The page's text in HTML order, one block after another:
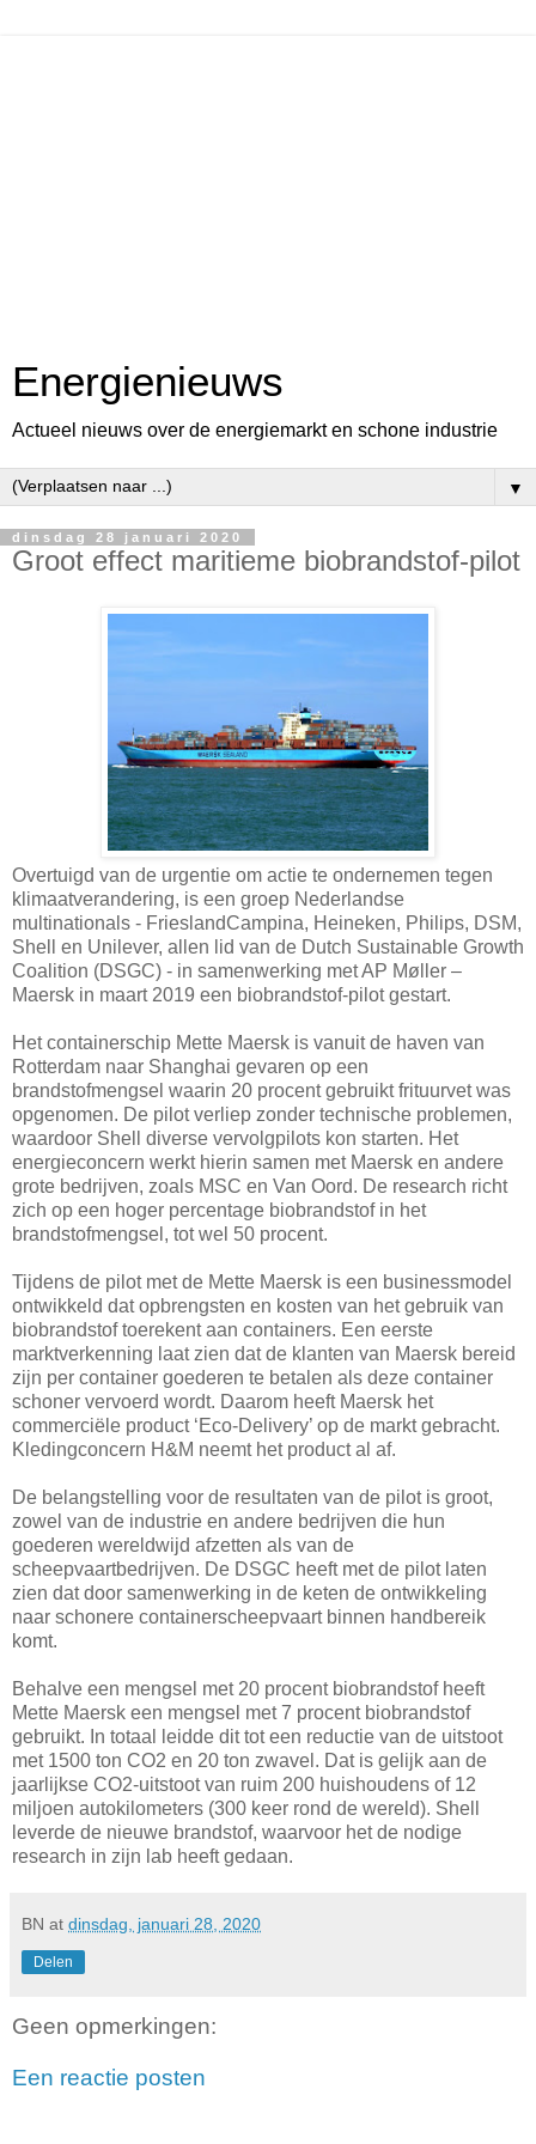
Energienieuws
Actueel nieuws over de energiemarkt en schone industrie
▼
dinsdag 28 januari 2020
Groot effect maritieme biobrandstof-pilot
Overtuigd van de urgentie om actie te ondernemen tegen
klimaatverandering, is een groep Nederlandse
multinationals - FrieslandCampina, Heineken, Philips, DSM,
Shell en Unilever, allen lid van de Dutch Sustainable Growth
Coalition (DSGC) - in samenwerking met AP Møller –
Maersk in maart 2019 een biobrandstof-pilot gestart.
Het containerschip Mette Maersk is vanuit de haven van
Rotterdam naar Shanghai gevaren op een
brandstofmengsel waarin 20 procent gebruikt frituurvet was
opgenomen. De pilot verliep zonder technische problemen,
waardoor Shell diverse vervolgpilots kon starten. Het
energieconcern werkt hierin samen met Maersk en andere
grote bedrijven, zoals MSC en Van Oord. De research richt
zich op een hoger percentage biobrandstof in het
brandstofmengsel, tot wel 50 procent.
Tijdens de pilot met de Mette Maersk is een businessmodel
ontwikkeld dat opbrengsten en kosten van het gebruik van
biobrandstof toerekent aan containers. Een eerste
marktverkenning laat zien dat de klanten van Maersk bereid
zijn per container goederen te betalen als deze container
schoner vervoerd wordt. Daarom heeft Maersk het
commerciële product ‘Eco-Delivery’ op de markt gebracht.
Kledingconcern H&M neemt het product al af.
De belangstelling voor de resultaten van de pilot is groot,
zowel van de industrie en andere bedrijven die hun
goederen wereldwijd afzetten als van de
scheepvaartbedrijven. De DSGC heeft met de pilot laten
zien dat door samenwerking in de keten de ontwikkeling
naar schonere containerscheepvaart binnen handbereik
komt.
Behalve een mengsel met 20 procent biobrandstof heeft
Mette Maersk een mengsel met 7 procent biobrandstof
gebruikt. In totaal leidde dit tot een reductie van de uitstoot
met 1500 ton CO2 en 20 ton zwavel. Dat is gelijk aan de
jaarlijkse CO2-uitstoot van ruim 200 huishoudens of 12
miljoen autokilometers (300 keer rond de wereld). Shell
leverde de nieuwe brandstof, waarvoor het de nodige
research in zijn lab heeft gedaan.
BN at dinsdag, januari 28, 2020
Delen
Geen opmerkingen:
Een reactie posten